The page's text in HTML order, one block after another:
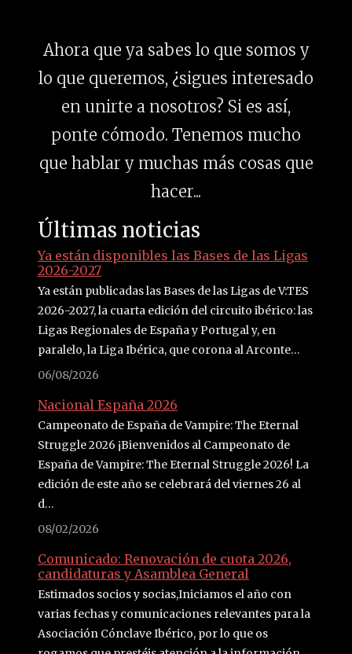
Ahora que ya sabes lo que somos y
lo que queremos, ¿sigues interesado
en unirte a nosotros? Si es así,
ponte cómodo. Tenemos mucho
que hablar y muchas más cosas que
hacer...
Últimas noticias
Ya están disponibles las Bases de las Ligas
2026-2027
Ya están publicadas las Bases de las Ligas de V:TES
2026-2027, la cuarta edición del circuito ibérico: las
Ligas Regionales de España y Portugal y, en
paralelo, la Liga Ibérica, que corona al Arconte…
06/08/2026
Nacional España 2026
Campeonato de España de Vampire: The Eternal
Struggle 2026 ¡Bienvenidos al Campeonato de
España de Vampire: The Eternal Struggle 2026! La
edición de este año se celebrará del viernes 26 al
d…
08/02/2026
Comunicado: Renovación de cuota 2026,
candidaturas y Asamblea General
Estimados socios y socias,Iniciamos el año con
varias fechas y comunicaciones relevantes para la
Asociación Cónclave Ibérico, por lo que os